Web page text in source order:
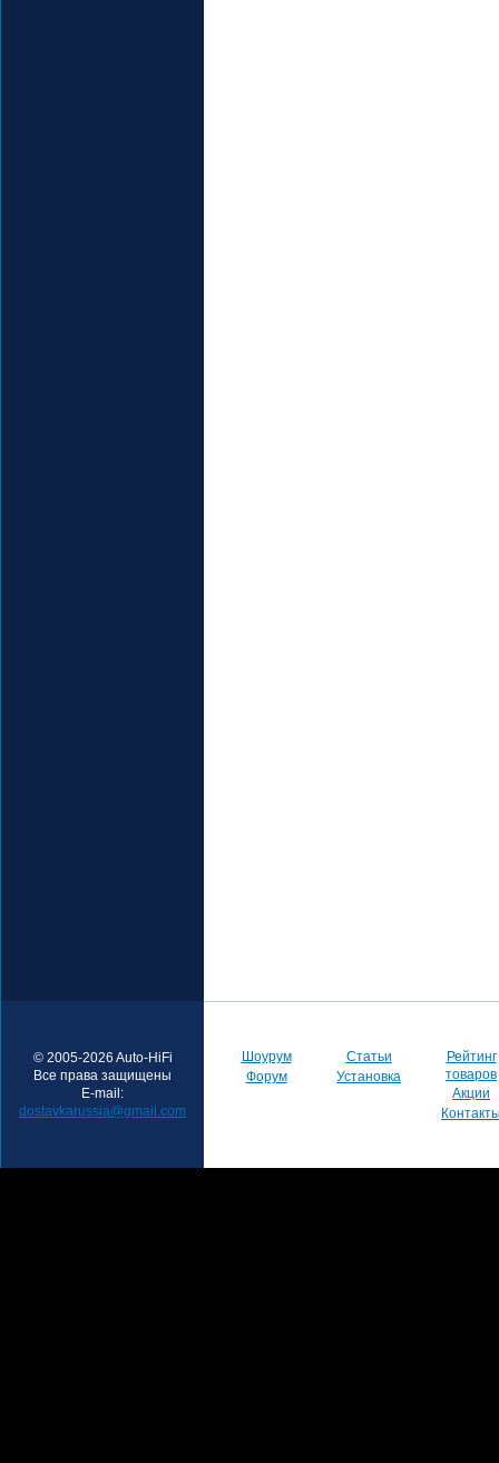
© 2005-2026 Auto-HiFi
Все права защищены
E-mail:
dostavkarussia@gmail.com
Шоурум
Форум
Статьи
Установка
Рейтинг
товаров
Акции